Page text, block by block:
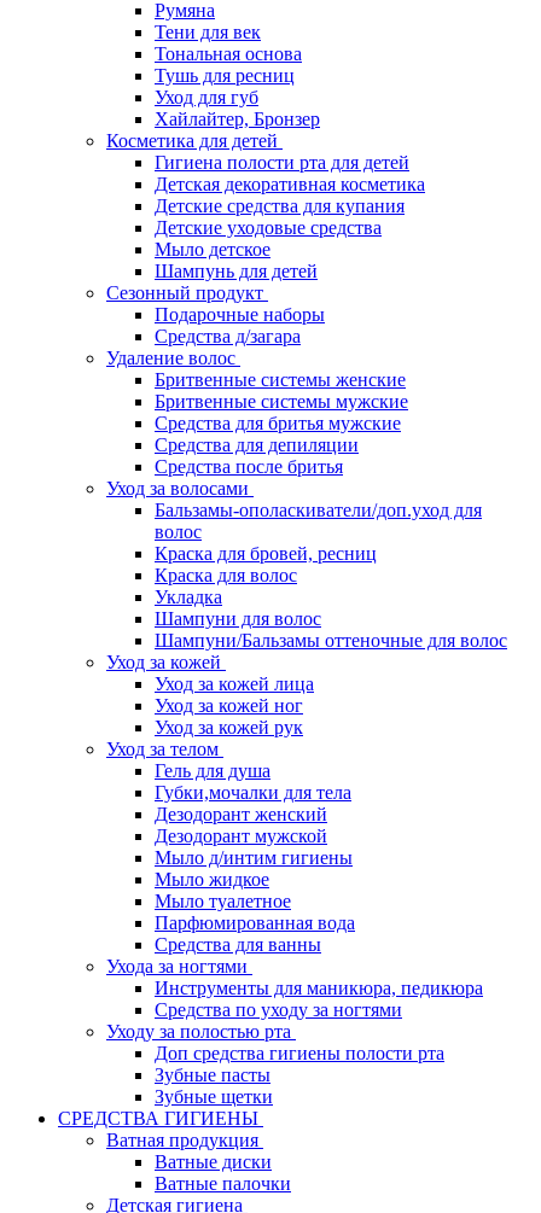
Румяна
Тени для век
Тональная основа
Тушь для ресниц
Уход для губ
Хайлайтер, Бронзер
Косметика для детей
Гигиена полости рта для детей
Детская декоративная косметика
Детские средства для купания
Детские уходовые средства
Мыло детское
Шампунь для детей
Сезонный продукт
Подарочные наборы
Средства д/загара
Удаление волос
Бритвенные системы женские
Бритвенные системы мужские
Средства для бритья мужские
Средства для депиляции
Средства после бритья
Уход за волосами
Бальзамы-ополаскиватели/доп.уход для
волос
Краска для бровей, ресниц
Краска для волос
Укладка
Шампуни для волос
Шампуни/Бальзамы оттеночные для волос
Уход за кожей
Уход за кожей лица
Уход за кожей ног
Уход за кожей рук
Уход за телом
Гель для душа
Губки,мочалки для тела
Дезодорант женский
Дезодорант мужской
Мыло д/интим гигиены
Мыло жидкое
Мыло туалетное
Парфюмированная вода
Средства для ванны
Ухода за ногтями
Инструменты для маникюра, педикюра
Средства по уходу за ногтями
Уходу за полостью рта
Доп средства гигиены полости рта
Зубные пасты
Зубные щетки
СРЕДСТВА ГИГИЕНЫ
Ватная продукция
Ватные диски
Ватные палочки
Детская гигиена